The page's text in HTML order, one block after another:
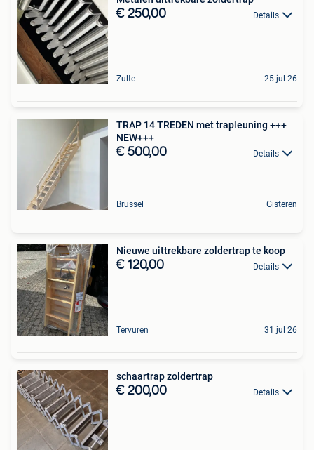
€ 250,00 Details
Zulte 25 jul 26
TRAP 14 TREDEN met trapleuning +++
NEW+++
€ 500,00 Details
Brussel Gisteren
Nieuwe uittrekbare zoldertrap te koop
€ 120,00 Details
Tervuren 31 jul 26
schaartrap zoldertrap
€ 200,00 Details